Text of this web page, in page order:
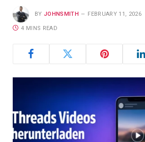
BY JOHNSMITH FEBRUARY 11, 2026
4 MINS READ